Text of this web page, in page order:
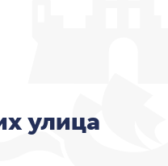
улица